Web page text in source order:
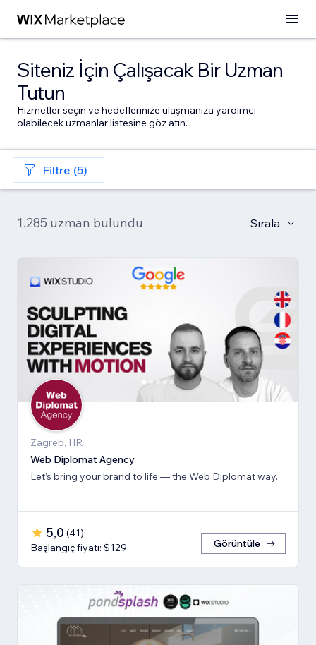
Siteniz İçin Çalışacak Bir Uzman
Tutun
Hizmetler seçin ve hedeflerinize ulaşmanıza yardımcı
olabilecek uzmanlar listesine göz atın.
Filtre (5)
1.285 uzman bulundu Sırala:
Zagreb, HR
Web Diplomat Agency
Let’s bring your brand to life — the Web Diplomat way.
5,0 (41)
Başlangıç fiyatı: $129
Görüntüle